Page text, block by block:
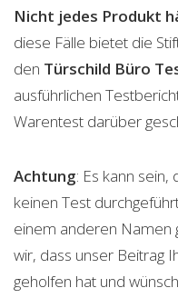
Nicht jedes Produkt
diese Fälle bietet die
den Türschild Büro
ausführlichen
Warentest darüber
Achtung: Es kann
keinen Test
einem anderen Namen
wir, dass unser Beitrag
geholfen hat und